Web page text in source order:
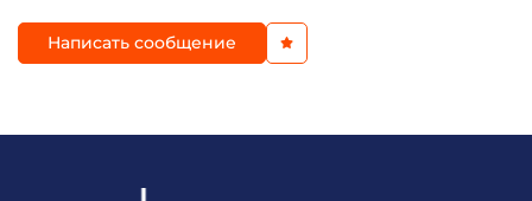
Написать сообщение